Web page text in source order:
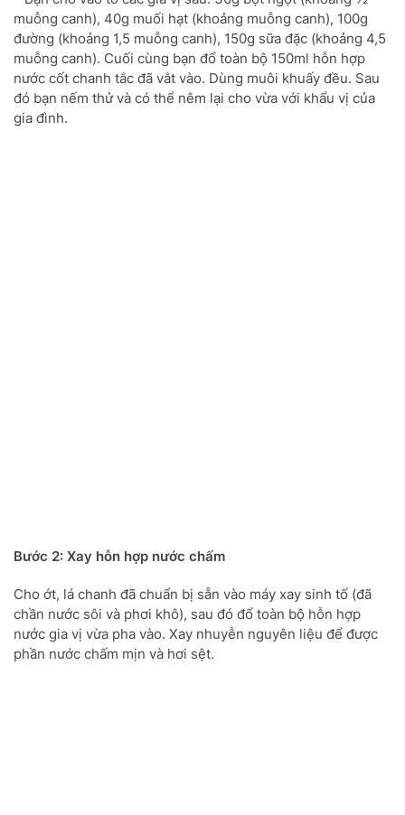
muỗng canh), 40g muối hạt (khoảng muỗng canh), 100g
đường (khoảng 1,5 muỗng canh), 150g sữa đặc (khoảng 4,5
muỗng canh). Cuối cùng bạn đổ toàn bộ 150ml hỗn hợp
nước cốt chanh tắc đã vắt vào. Dùng muôi khuấy đều. Sau
đó bạn nếm thử và có thể nêm lại cho vừa với khẩu vị của
gia đình.
Bước 2: Xay hỗn hợp nước chấm
Cho ớt, lá chanh đã chuẩn bị sẵn vào máy xay sinh tố (đã
chần nước sôi và phơi khô), sau đó đổ toàn bộ hỗn hợp
nước gia vị vừa pha vào. Xay nhuyễn nguyên liệu để được
phần nước chấm mịn và hơi sệt.